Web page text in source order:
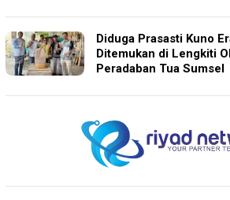
Diduga Prasasti Kuno
Ditemukan di Lengkiti
Peradaban Tua Sumsel